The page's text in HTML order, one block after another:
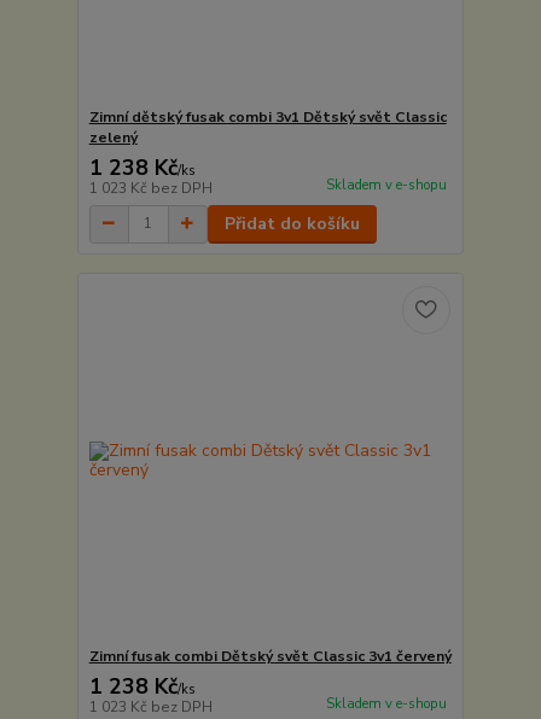
Zimní dětský fusak combi 3v1 Dětský svět Classic
zelený
1 238 Kč/ks
1 023 Kč bez DPH Skladem v e-shopu
Přidat do košíku
Zimní fusak combi Dětský svět Classic 3v1 červený
1 238 Kč/ks
1 023 Kč bez DPH Skladem v e-shopu